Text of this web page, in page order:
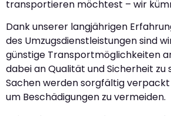
transportieren möchtest – wir
Dank unserer langjährigen
des Umzugsdienstleistungen sind
günstige Transportmöglichkeiten
dabei an Qualität und Sicherheit zu
Sachen werden sorgfältig
um Beschädigungen zu vermeiden.